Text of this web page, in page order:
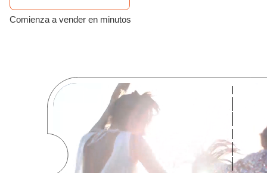
Comienza a vender en minutos